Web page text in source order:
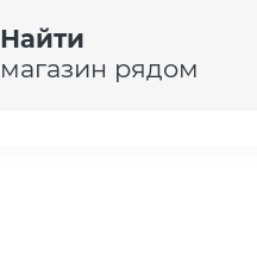
Найти
магазин рядом